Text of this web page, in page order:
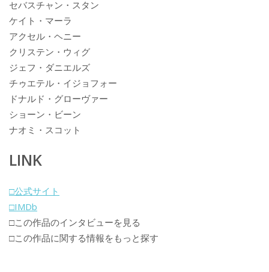
セバスチャン・スタン
ケイト・マーラ
アクセル・ヘニー
クリステン・ウィグ
ジェフ・ダニエルズ
チゥエテル・イジョフォー
ドナルド・グローヴァー
ショーン・ビーン
ナオミ・スコット
LINK
□公式サイト
□IMDb
□この作品のインタビューを見る
□この作品に関する情報をもっと探す